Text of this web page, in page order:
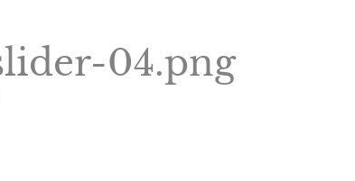
04.png